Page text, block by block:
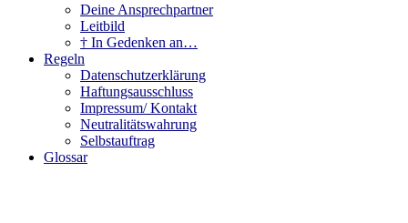
Deine Ansprechpartner
Leitbild
† In Gedenken an…
Regeln
Datenschutzerklärung
Haftungsausschluss
Impressum/ Kontakt
Neutralitätswahrung
Selbstauftrag
Glossar